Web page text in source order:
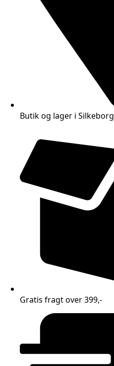
Butik og lager i Silkeborg
Gratis fragt over 399,-